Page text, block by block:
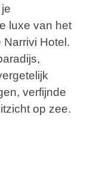
luxe van het
Hotel.
verfijnde
op zee.